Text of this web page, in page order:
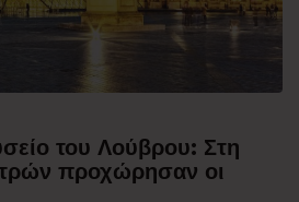
του Λούβρου: Στη
προχώρησαν οι